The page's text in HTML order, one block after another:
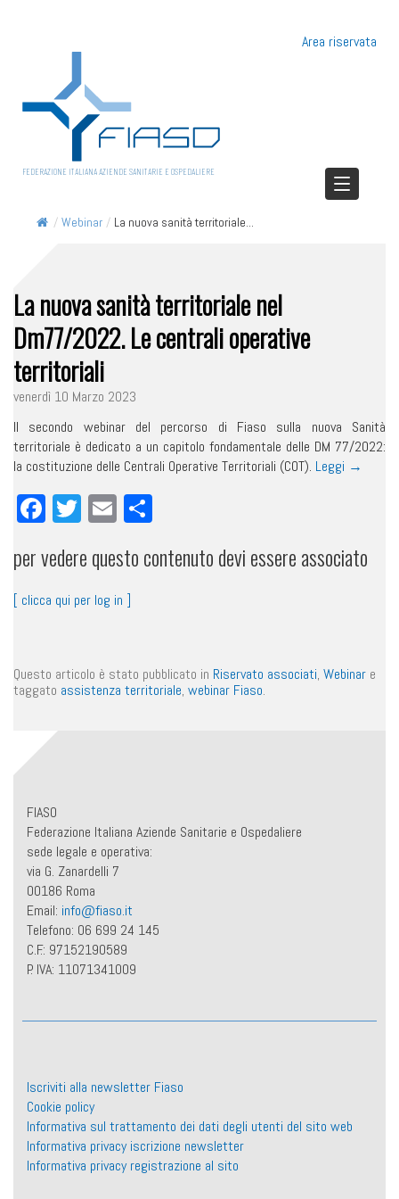
Area riservata
FEDERAZIONE ITALIANA AZIENDE SANITARIE E OSPEDALIERE
/ Webinar / La nuova sanità territoriale...
La nuova sanità territoriale nel
Dm77/2022. Le centrali operative
territoriali
venerdì 10 Marzo 2023
Il secondo webinar del percorso di Fiaso sulla nuova Sanità
territoriale è dedicato a un capitolo fondamentale delle DM 77/2022:
la costituzione delle Centrali Operative Territoriali (COT). Leggi →
Facebook
Twitter
Email
per vedere questo contenuto devi essere associato
[ clicca qui per log in ]
Questo articolo è stato pubblicato in Riservato associati, Webinar e
taggato assistenza territoriale, webinar Fiaso.
FIASO
Federazione Italiana Aziende Sanitarie e Ospedaliere
sede legale e operativa:
via G. Zanardelli 7
00186 Roma
Email: info@fiaso.it
Telefono: 06 699 24 145
C.F.: 97152190589
P. IVA: 11071341009
Iscriviti alla newsletter Fiaso
Cookie policy
Informativa sul trattamento dei dati degli utenti del sito web
Informativa privacy iscrizione newsletter
Informativa privacy registrazione al sito